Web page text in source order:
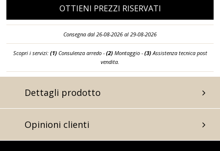
OTTIENI PREZZI RISERVATI
Consegna dal 26-08-2026 al 29-08-2026
Scopri i servizi: (1)Consulenza arredo - (2)Montaggio - (3)Assistenza tecnica post
vendita.
Dettagli prodotto
Opinioni clienti